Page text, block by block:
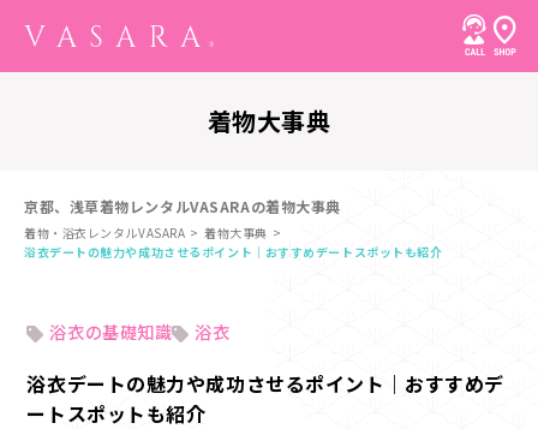
着物大事典
京都、浅草着物レンタルVASARAの着物大事典
着物・浴衣レンタルVASARA
着物大事典
浴衣デートの魅力や成功させるポイント｜おすすめデートスポットも紹介
浴衣の基礎知識 浴衣
浴衣デートの魅力や成功させるポイント｜おすすめデ
ートスポットも紹介